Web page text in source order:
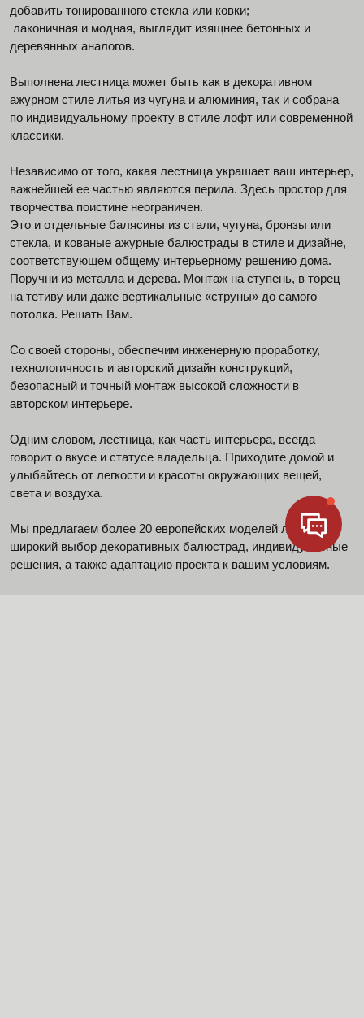
добавить тонированного стекла или ковки;
лаконичная и модная, выглядит изящнее бетонных и
деревянных аналогов.
Выполнена лестница может быть как в декоративном
ажурном стиле литья из чугуна и алюминия, так и собрана
по индивидуальному проекту в стиле лофт или современной
классики.
Независимо от того, какая лестница украшает ваш интерьер,
важнейшей ее частью являются перила. Здесь простор для
творчества поистине неограничен.
Это и отдельные балясины из стали, чугуна, бронзы или
стекла, и кованые ажурные балюстрады в стиле и дизайне,
соответствующем общему интерьерному решению дома.
Поручни из металла и дерева. Монтаж на ступень, в торец
на тетиву или даже вертикальные «струны» до самого
потолка. Решать Вам.
Со своей стороны, обеспечим инженерную проработку,
технологичность и авторский дизайн конструкций,
безопасный и точный монтаж высокой сложности в
авторском интерьере.
Одним словом, лестница, как часть интерьера, всегда
говорит о вкусе и статусе владельца. Приходите домой и
улыбайтесь от легкости и красоты окружающих вещей,
света и воздуха.
Мы предлагаем более 20 европейских моделей лестниц,
широкий выбор декоративных балюстрад, индивидуальные
решения, а также адаптацию проекта к вашим условиям.